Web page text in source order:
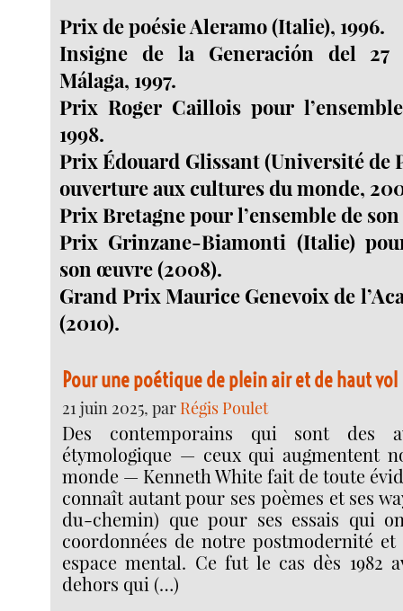
Prix de poésie Aleramo (Italie), 1996.
Insigne de la Generación del 27
Málaga, 1997.
Prix Roger Caillois pour
1998.
Prix Édouard Glissant (Université de
ouverture aux cultures du monde,
Prix Bretagne pour l’ensemble de
Prix Grinzane-Biamonti (Italie)
son œuvre (2008).
Grand Prix Maurice Genevoix de
(2010).
Pour une poétique de plein air et de haut vol
21 juin 2025, par Régis Poulet
Des contemporains qui sont des
étymologique — ceux qui augmentent
monde — Kenneth White fait de toute
connaît autant pour ses poèmes et ses
du-chemin) que pour ses essais qui
coordonnées de notre postmodernité
espace mental. Ce fut le cas dès 1982
dehors qui (…)